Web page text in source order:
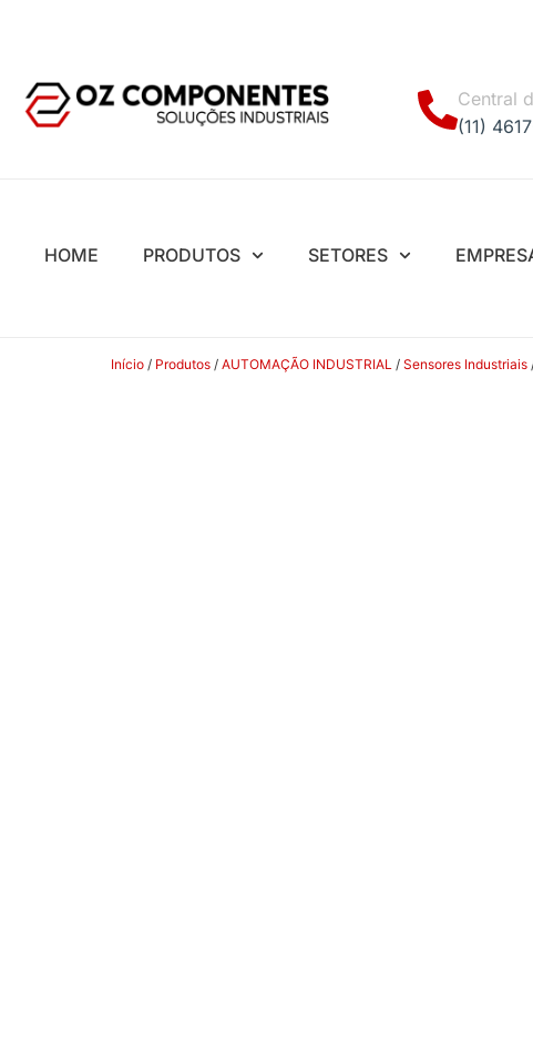
Central
(11)
HOME PRODUTOS SETORES
Início / Produtos / AUTOMAÇÃO INDUSTRIAL / Sensores Industriais